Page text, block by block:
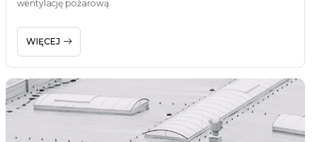
wentylację pożarową.
WIĘCEJ